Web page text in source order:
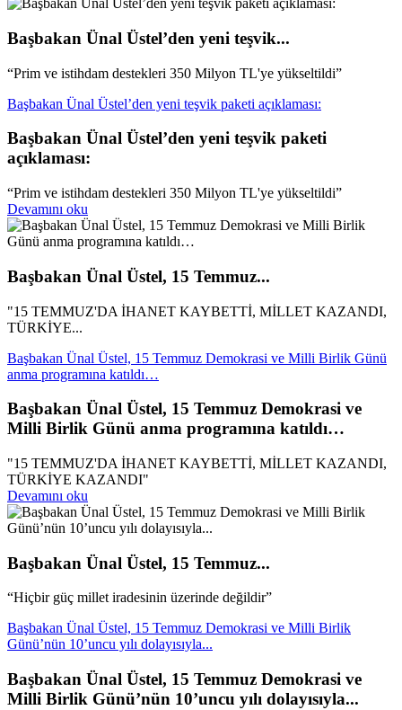
Başbakan Ünal Üstel’den yeni teşvik...
“Prim ve istihdam destekleri 350 Milyon TL'ye yükseltildi”
Başbakan Ünal Üstel’den yeni teşvik paketi açıklaması:
Başbakan Ünal Üstel’den yeni teşvik paketi
açıklaması:
“Prim ve istihdam destekleri 350 Milyon TL'ye yükseltildi”
Devamını oku
Başbakan Ünal Üstel, 15 Temmuz...
"15 TEMMUZ'DA İHANET KAYBETTİ, MİLLET KAZANDI,
TÜRKİYE...
Başbakan Ünal Üstel, 15 Temmuz Demokrasi ve Milli Birlik Günü
anma programına katıldı…
Başbakan Ünal Üstel, 15 Temmuz Demokrasi ve
Milli Birlik Günü anma programına katıldı…
"15 TEMMUZ'DA İHANET KAYBETTİ, MİLLET KAZANDI,
TÜRKİYE KAZANDI"
Devamını oku
Başbakan Ünal Üstel, 15 Temmuz...
“Hiçbir güç millet iradesinin üzerinde değildir”
Başbakan Ünal Üstel, 15 Temmuz Demokrasi ve Milli Birlik
Günü’nün 10’uncu yılı dolayısıyla...
Başbakan Ünal Üstel, 15 Temmuz Demokrasi ve
Milli Birlik Günü’nün 10’uncu yılı dolayısıyla...